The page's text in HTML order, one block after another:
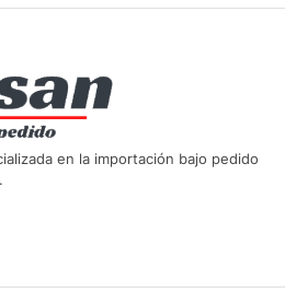
en la importación bajo pedido